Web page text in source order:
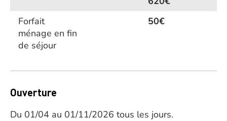
Forfait
ménage en fin
de séjour
50€
Ouverture
Du 01/04 au 01/11/2026 tous les jours.